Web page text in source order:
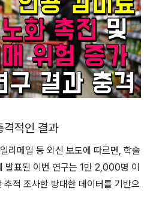
격적인 결과
리메일 등 외신 보도에 따르면, 학술
표된 이번 연구는 1만 2,000명 이
적 조사한 방대한 데이터를 기반으